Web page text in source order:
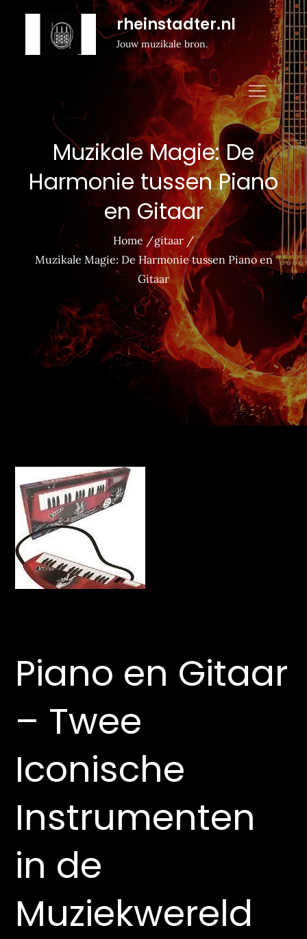
rheinstadter.nl
Jouw muzikale bron.
Muzikale Magie: De
Harmonie tussen Piano
en Gitaar
Home
gitaar
Muzikale Magie: De Harmonie tussen Piano en
Gitaar
Piano en Gitaar
– Twee
Iconische
Instrumenten
in de
Muziekwereld